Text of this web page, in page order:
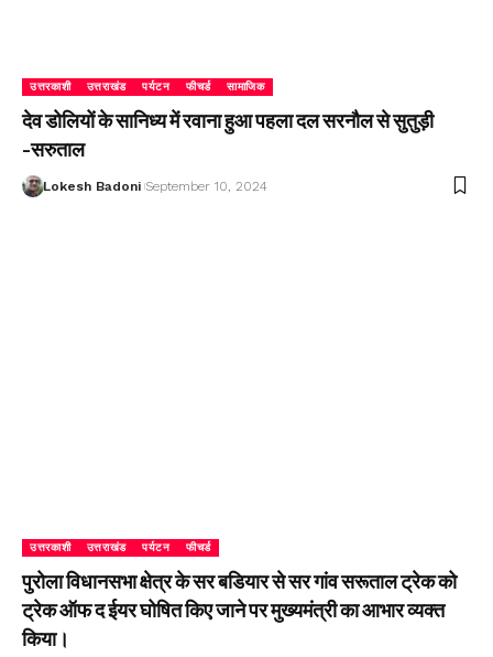
उत्तरकाशी उत्तराखंड पर्यटन फीचर्ड सामाजिक
देव डोलियों के सानिध्य में रवाना हुआ पहला दल सरनौल से सुतुड़ी
-सरुताल
Lokesh Badoni September 10, 2024
उत्तरकाशी उत्तराखंड पर्यटन फीचर्ड
पुरोला विधानसभा क्षेत्र के सर बडियार से सर गांव सरूताल ट्रेक को
ट्रेक ऑफ द ईयर घोषित किए जाने पर मुख्यमंत्री का आभार व्यक्त
किया।